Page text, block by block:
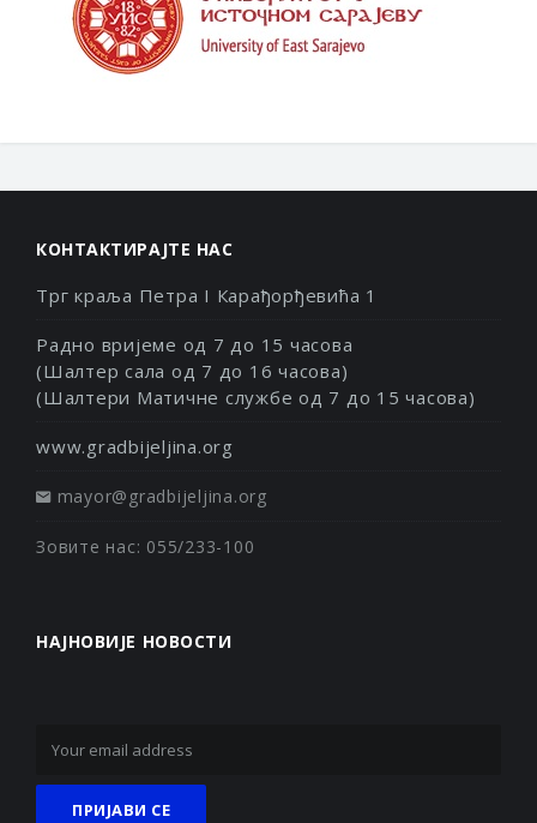
КОНТАКТИРАЈТЕ НАС
Трг краља Петра I Карађорђевића 1
Радно вријеме од 7 до 15 часова
(Шалтер сала од 7 до 16 часова)
(Шалтери Матичне службе од 7 до 15 часова)
www.gradbijeljina.org
mayor@gradbijeljina.org
Зовите нас: 055/233-100
НАЈНОВИЈЕ НОВОСТИ